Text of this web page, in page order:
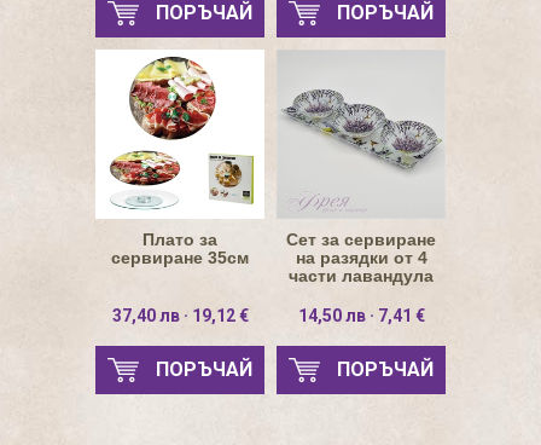
ПОРЪЧАЙ ПОРЪЧАЙ
Плато за
сервиране 35см
37,40 лв · 19,12 €
ПОРЪЧАЙ
Сет за сервиране
на разядки от 4
части лавандула
14,50 лв · 7,41 €
ПОРЪЧАЙ